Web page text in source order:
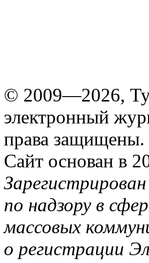
© 2009—2026,
электронный
права защищены.
Сайт основан в
по надзору в
массовых
о регистрации